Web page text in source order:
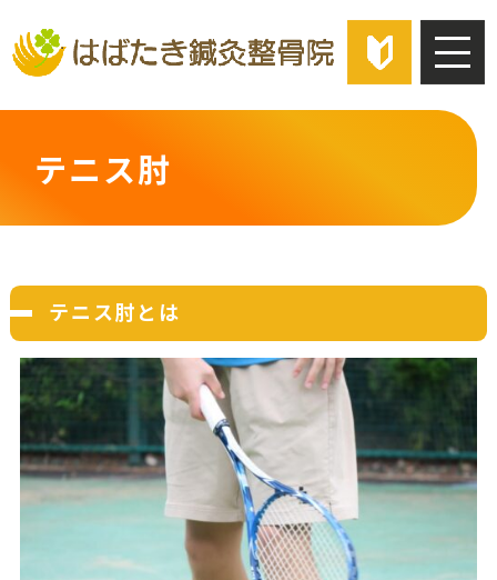
ブログ 店舗一覧
テニス肘
テニス肘とは
閉じる
LINE登録はこちら
閉じる